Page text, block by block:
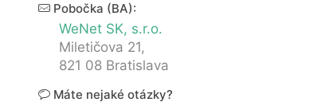
Pobočka (BA):
WeNet SK, s.r.o.
Miletičova 21,
821 08 Bratislava
Máte nejaké otázky?